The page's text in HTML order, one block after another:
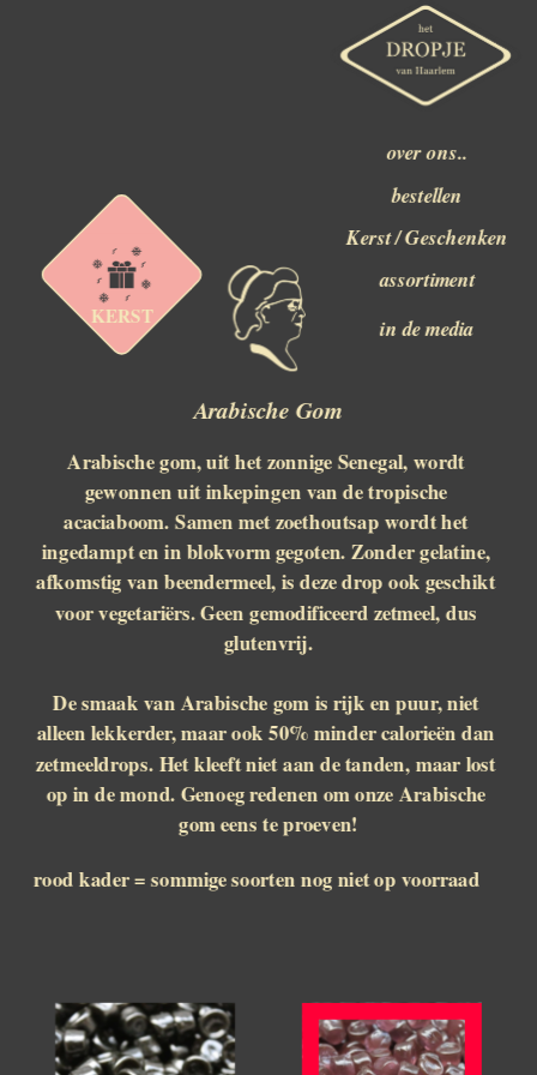
over ons..
bestellen
Kerst / Geschenken
assortiment
KERST in de media
Arabische Gom
Arabische gom, uit het zonnige Senegal, wordt
gewonnen uit inkepingen van de tropische
acaciaboom. Samen met zoethoutsap wordt het
ingedampt en in blokvorm gegoten. Zonder gelatine,
afkomstig van beendermeel, is deze drop ook geschikt
voor vegetariërs. Geen gemodificeerd zetmeel, dus
glutenvrij.
De smaak van Arabische gom is rijk en puur, niet
alleen lekkerder, maar ook 50% minder calorieën dan
zetmeeldrops. Het kleeft niet aan de tanden, maar lost
op in de mond. Genoeg redenen om onze Arabische
gom eens te proeven!
rood kader = sommige soorten nog niet op voorraad